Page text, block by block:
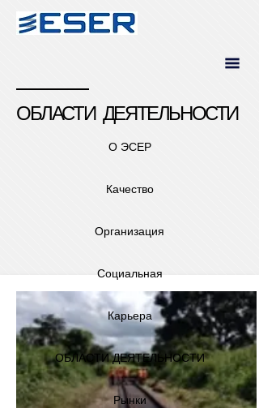
ОБЛАСТИ ДЕЯТЕЛЬНОСТИ
О ЭСЕР
Качество
Организация
Социальная
Карьера
ОБЛАСТИ ДЕЯТЕЛЬНОСТИ
Рынки